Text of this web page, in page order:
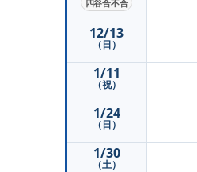
四谷合不合
12/13
（日）
1/11
（祝）
1/24
（日）
1/30
（土）